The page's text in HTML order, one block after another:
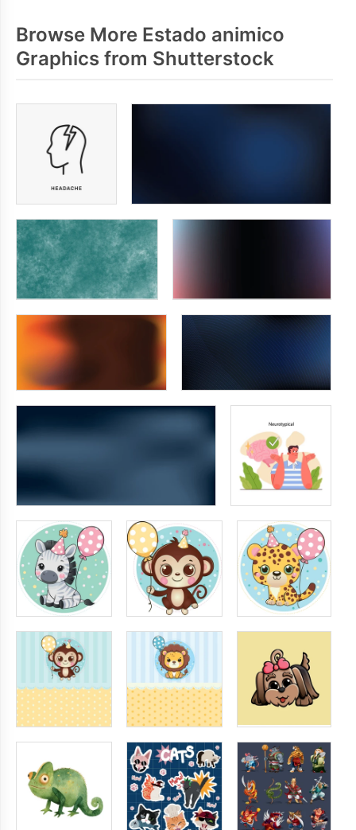
Browse More Estado animico
Graphics from Shutterstock